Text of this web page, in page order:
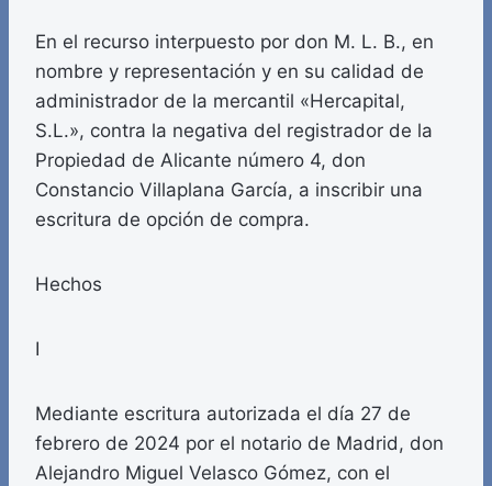
En el recurso interpuesto por don M. L. B., en
nombre y representación y en su calidad de
administrador de la mercantil «Hercapital,
S.L.», contra la negativa del registrador de la
Propiedad de Alicante número 4, don
Constancio Villaplana García, a inscribir una
escritura de opción de compra.
Hechos
I
Mediante escritura autorizada el día 27 de
febrero de 2024 por el notario de Madrid, don
Alejandro Miguel Velasco Gómez, con el